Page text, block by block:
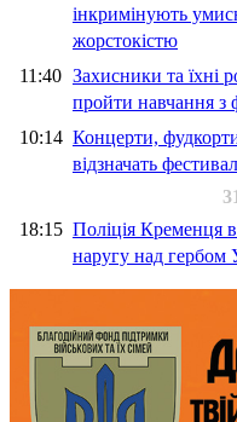
інкримінують
жорстокістю
11:40 Захисники та їхні
пройти навчання з
10:14 Концерти,
відзначать
18:15 Поліція Кременця
наругу над гербом